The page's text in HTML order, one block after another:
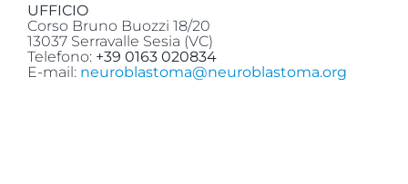
UFFICIO
Corso Bruno Buozzi 18/20
13037 Serravalle Sesia (VC)
Telefono: +39 0163 020834
E-mail: neuroblastoma@neuroblastoma.org